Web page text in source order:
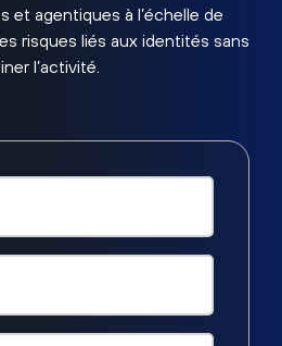
et agentiques à l’échelle de
risques liés aux identités sans
l’activité.